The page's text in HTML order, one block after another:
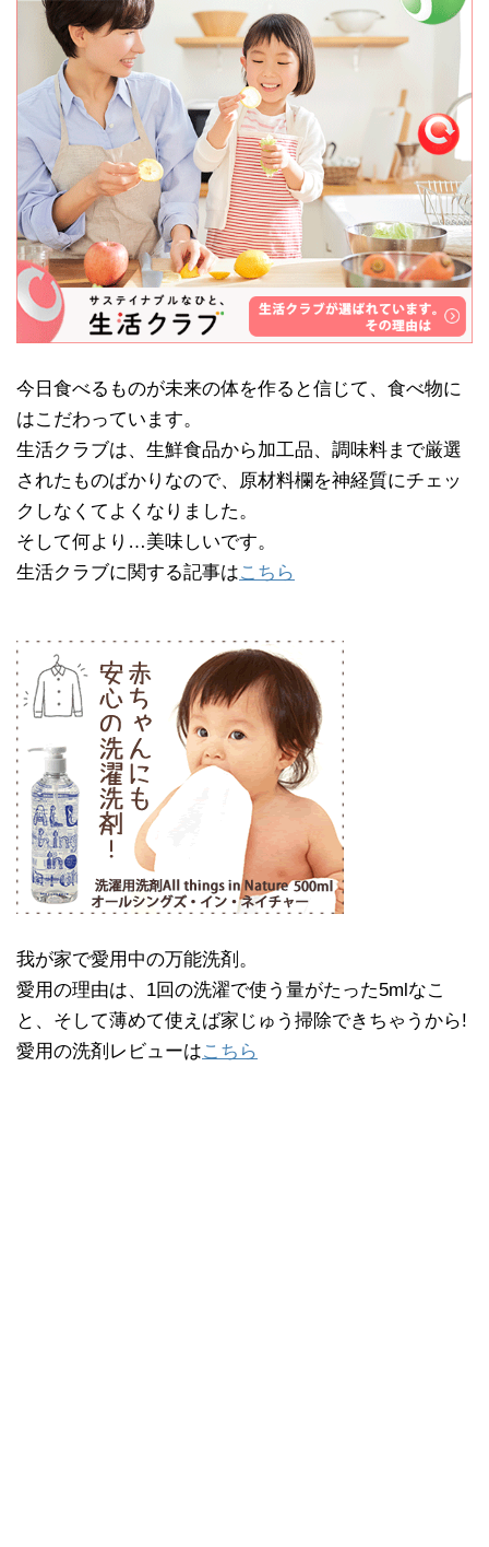
今日食べるものが未来の体を作ると信じて、食べ物に
はこだわっています。
生活クラブは、生鮮食品から加工品、調味料まで厳選
されたものばかりなので、原材料欄を神経質にチェッ
クしなくてよくなりました。
そして何より…美味しいです。
生活クラブに関する記事はこちら
我が家で愛用中の万能洗剤。
愛用の理由は、1回の洗濯で使う量がたった5mlなこ
と、そして薄めて使えば家じゅう掃除できちゃうから!
愛用の洗剤レビューはこちら